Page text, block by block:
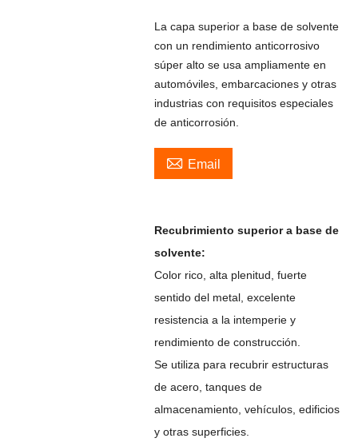
La capa superior a base de solvente
con un rendimiento anticorrosivo
súper alto se usa ampliamente en
automóviles, embarcaciones y otras
industrias con requisitos especiales
de anticorrosión.
 Email
Recubrimiento superior a base de
solvente:
Color rico, alta plenitud, fuerte
sentido del metal, excelente
resistencia a la intemperie y
rendimiento de construcción.
Se utiliza para recubrir estructuras
de acero, tanques de
almacenamiento, vehículos, edificios
y otras superficies.